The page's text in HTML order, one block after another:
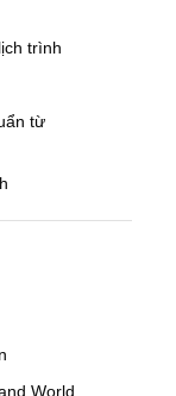
trình
từ
World